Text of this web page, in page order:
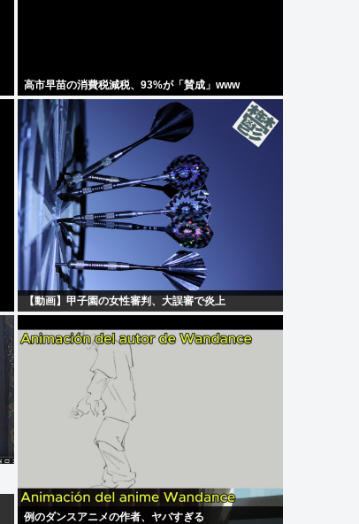
高市早苗の消費税減税、93%が「賛成」www
【動画】甲子園の女性審判、大誤審で炎上
例のダンスアニメの作者、ヤバすぎる